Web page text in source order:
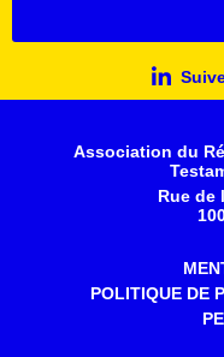
Association du
Rue de
POLITIQUE DE